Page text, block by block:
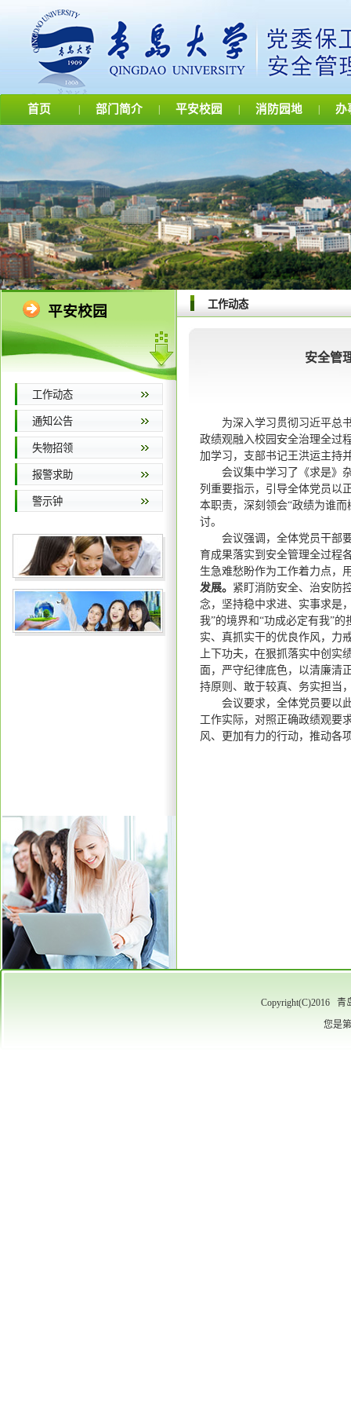
首页 部门简介 平安校园 消防园地 办
平安校园
工作动态
通知公告
失物招领
报警求助
警示钟
工作动态
安全管
为深入学习贯彻习近平总
政绩观融入校园安全治理全过
加学习，支部书记王洪运主持
会议集中学习了《求是》
列重要指示，引导全体党员以
本职责，深刻领会“政绩为谁
讨。
会议强调，全体党员干部
育成果落实到安全管理全过程
生急难愁盼作为工作着力点，
发展。 紧盯消防安全、治安防
念，坚持稳中求进、实事求是
我”的境界和“功成必定有我”
实、真抓实干的优良作风，力
上下功夫，在狠抓落实中创实
面，严守纪律底色，以清廉清
持原则、敢于较真、务实担当
会议要求，全体党员要以
工作实际，对照正确政绩观要
风、更加有力的行动，推动各
Copyright(C)2016
您是